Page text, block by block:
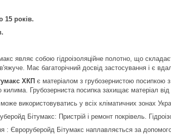
15 років.
являє собою гідроізоляційне полотно, що
Має багаторічний досвід застосування і є
ХКП є матеріалом з грубозернистою посипкою
килима. Грубозерниста посипка захищає матеріал
використовуватись у всіх кліматичних зонах
Бітумакс: Пристрій і ремонт покрівель.
: Євроруберойд Бітумакс наплавляється за